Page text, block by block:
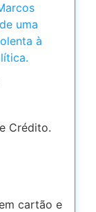
uma
à
Crédito.
cartão e